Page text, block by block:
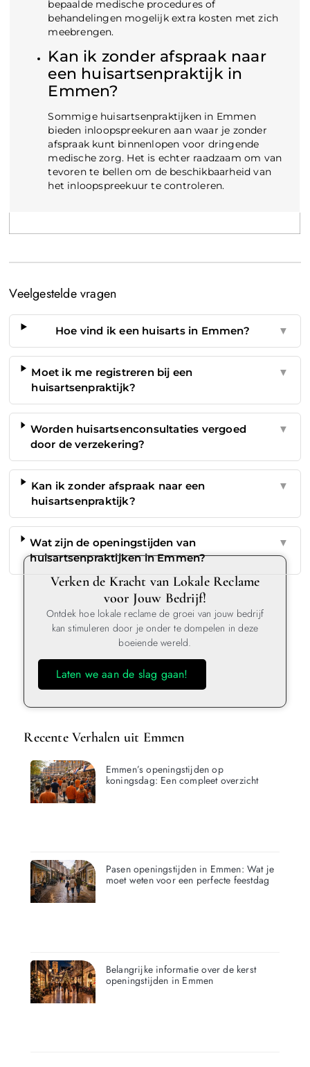
bepaalde medische procedures of
behandelingen mogelijk extra kosten met zich
meebrengen.
Kan ik zonder afspraak naar
een huisartsenpraktijk in
Emmen?
Sommige huisartsenpraktijken in Emmen
bieden inloopspreekuren aan waar je zonder
afspraak kunt binnenlopen voor dringende
medische zorg. Het is echter raadzaam om van
tevoren te bellen om de beschikbaarheid van
het inloopspreekuur te controleren.
Veelgestelde vragen
Hoe vind ik een huisarts in Emmen? ▼
Moet ik me registreren bij een
huisartsenpraktijk?
▼
Worden huisartsenconsultaties vergoed
door de verzekering?
▼
Kan ik zonder afspraak naar een
huisartsenpraktijk?
▼
Wat zijn de openingstijden van
huisartsenpraktijken in Emmen?
▼
Verken de Kracht van Lokale Reclame
voor Jouw Bedrijf!
Ontdek hoe lokale reclame de groei van jouw bedrijf
kan stimuleren door je onder te dompelen in deze
boeiende wereld.
Laten we aan de slag gaan!
Recente Verhalen uit Emmen
Emmen’s openingstijden op
koningsdag: Een compleet overzicht
Pasen openingstijden in Emmen: Wat je
moet weten voor een perfecte feestdag
Belangrijke informatie over de kerst
openingstijden in Emmen